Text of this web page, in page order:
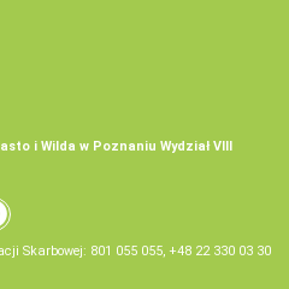
i Wilda w Poznaniu Wydział VIII
Skarbowej: 801 055 055, +48 22 330 03 30